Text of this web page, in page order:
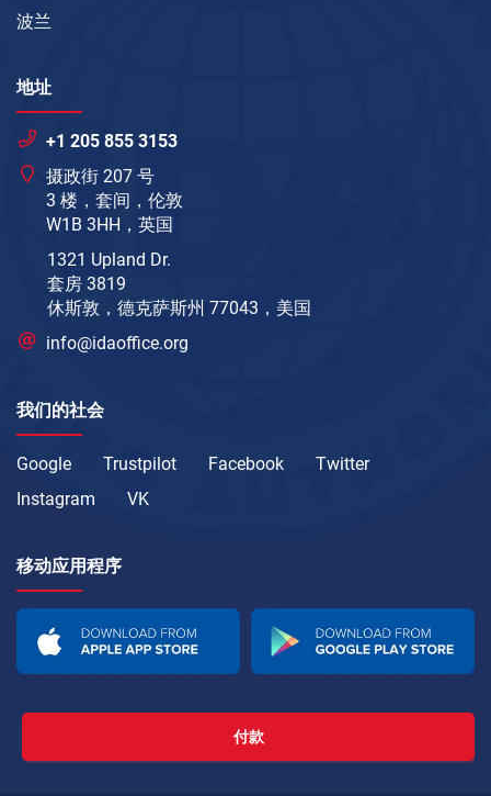
波兰
地址
+1 205 855 3153
摄政街 207 号
3 楼，套间，伦敦
W1B 3HH，英国
1321 Upland Dr.
套房 3819
休斯敦，德克萨斯州 77043，美国
info@idaoffice.org
我们的社会
Google Trustpilot Facebook
Twitter
Instagram
VK
移动应用程序
付款